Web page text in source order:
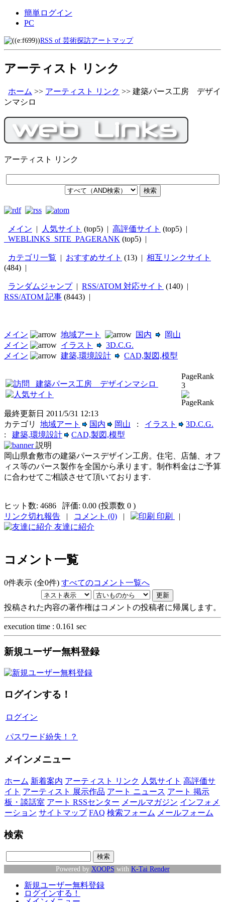
簡単ログイン
PC
RSS of 芸術探訪アートマップ
アーティスト リンク
ホーム >> アーティスト リンク >> 建築パース工房 デザイ
ンマシロ
アーティスト リンク
メイン | 人気サイト (top5) | 高評価サイト (top5) |
_WEBLINKS_SITE_PAGERANK (top5) |
カテゴリ一覧 | おすすめサイト (13) | 相互リンクサイト
(484) |
ランダムジャンプ| RSS/ATOM 対応サイト (140) |
RSS/ATOM 記事 (8443) |
メイン 地域アート 国内
岡山
メイン
イラスト
3D.C.G.
メイン
建築,環境設計 CAD,製図,模型
建築パース工房 デザインマシロ
PageRank
3
最終更新日 2011/5/31 12:13
カテゴリ
地域アート 国内 岡山 : イラスト
3D.C.G.
: 建築,環境設計
CAD,製図,模型
説明
岡山県倉敷市の建築パースデザイン工房。住宅、店舗、オフ
ィス等のパース製作を全国から承ります。制作料金はご予算
に合わせてご相談させて頂いております.
ヒット数: 4686 評価: 0.00 (投票数 0 )
リンク切れ報告 | コメント (0) | 印刷
|
友達に紹介
コメント一覧
0件表示 (全0件) すべてのコメント一覧へ
投稿された内容の著作権はコメントの投稿者に帰属します。
execution time : 0.161 sec
新規ユーザー無料登録
ログインする！
ログイン
パスワード紛失！？
メインメニュー
ホーム 新着案内 アーティスト リンク 人気サイト 高評価サ
イト アーティスト 展示作品 アート ニュース アート 掲示
板・談話室 アート RSSセンター メールマガジン インフォメ
ーション サイトマップ FAQ 検索フォーム メールフォーム
検索
Powered by XOOPS with K-Tai Render
新規ユーザー無料登録
ログインする！